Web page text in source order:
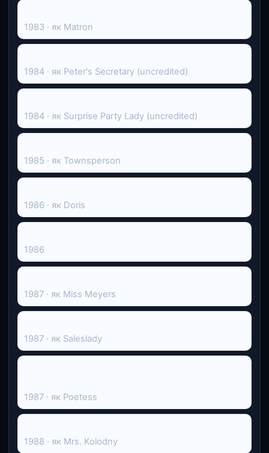
1983 · як Matron
1984 · як Peter's Secretary (uncredited)
1984 · як Surprise Party Lady (uncredited)
1985 · як Townsperson
1986 · як Doris
1986
1987 · як Miss Meyers
1987 · як Saleslady
1987 · як Poetess
1988 · як Mrs. Kolodny